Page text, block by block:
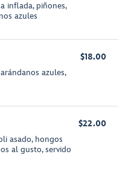
inflada, piñones,
azules
azules,
$18.00
asado, hongos
al gusto, servido
$22.00